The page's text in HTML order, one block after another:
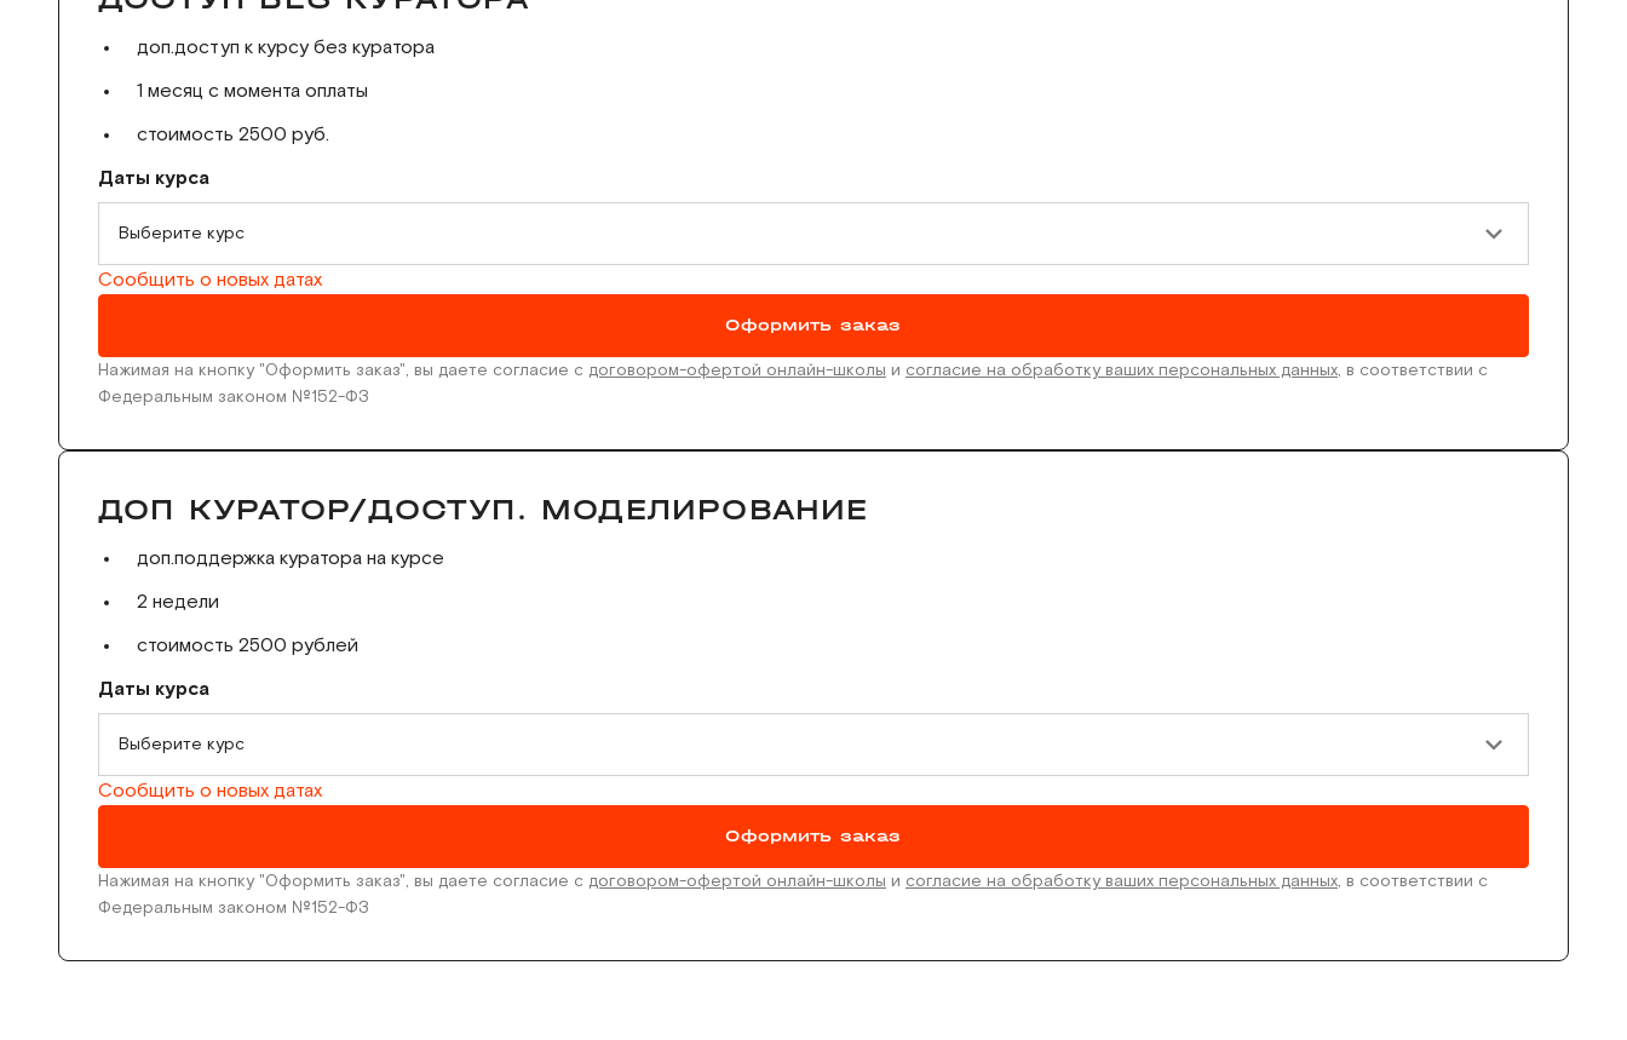
доп.доступ к курсу без куратора
1 месяц с момента оплаты
стоимость 2500 руб.
Даты курса
Выберите курс
Сообщить о новых датах
Оформить заказ
Нажимая на кнопку "Оформить заказ", вы даете согласие с договором-офертой онлайн-школы и согласие на обработку ваших персональных данных, в соответствии с
Федеральным законом №152-ФЗ
ДОП КУРАТОР/ДОСТУП. МОДЕЛИРОВАНИЕ
доп.поддержка куратора на курсе
2 недели
стоимость 2500 рублей
Даты курса
Выберите курс
Сообщить о новых датах
Оформить заказ
Нажимая на кнопку "Оформить заказ", вы даете согласие с договором-офертой онлайн-школы и согласие на обработку ваших персональных данных, в соответствии с
Федеральным законом №152-ФЗ